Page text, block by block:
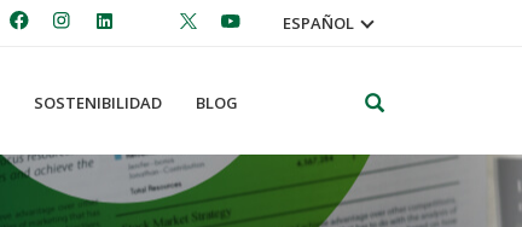
ESPAÑOL
SOSTENIBILIDAD BLOG